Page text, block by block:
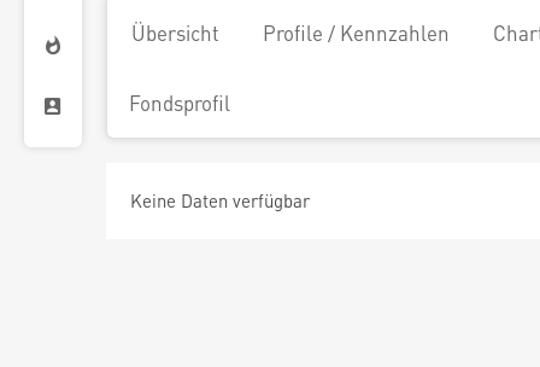
Übersicht Profile / Kennzahlen
Fondsprofil
Keine Daten verfügbar